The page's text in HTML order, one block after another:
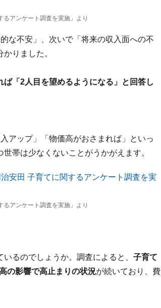
アンケート調査を実施」より
な不安」、次いで「将来の収入面への不
りました。
ば「2人目を望めるようになる」と回答し
アップ」「物価高がおさまれば」といっ
帯は少なくないことがうかがえます。
アンケート調査を実施」より
るのでしょうか。調査によると、 子育て
の影響で高止まりの状況が続いており、費